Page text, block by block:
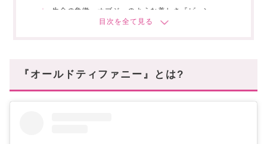
生命の象徴、オブジェのような美しさ『ビーン』
廃盤モデル、モダンなフォルムの『バンブー』
優雅な美を連想させる『パロマ・ピカソ』
スタハ編集部の「ヴィンテージアクセ」レビュー
『オールドティファニー』とは?